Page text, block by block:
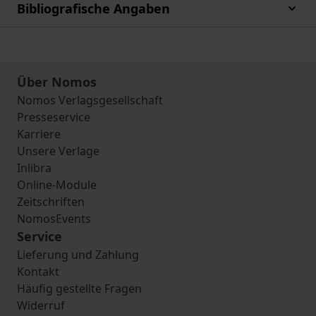
Bibliografische Angaben
Über Nomos
Nomos Verlagsgesellschaft
Presseservice
Karriere
Unsere Verlage
Inlibra
Online-Module
Zeitschriften
NomosEvents
Service
Lieferung und Zahlung
Kontakt
Häufig gestellte Fragen
Widerruf